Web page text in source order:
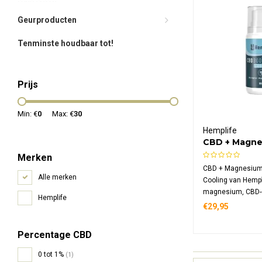
Geurproducten
Tenminste houdbaar tot!
Prijs
Min: €0 Max: €30
Merken
Alle merken
Hemplife
Percentage CBD
0 tot 1% (1)
Hemplife
CBD +
Bodycrème
CBD +
Cooling van
magnesium,
en menthol. Deze
in een 100 ml
€29,95